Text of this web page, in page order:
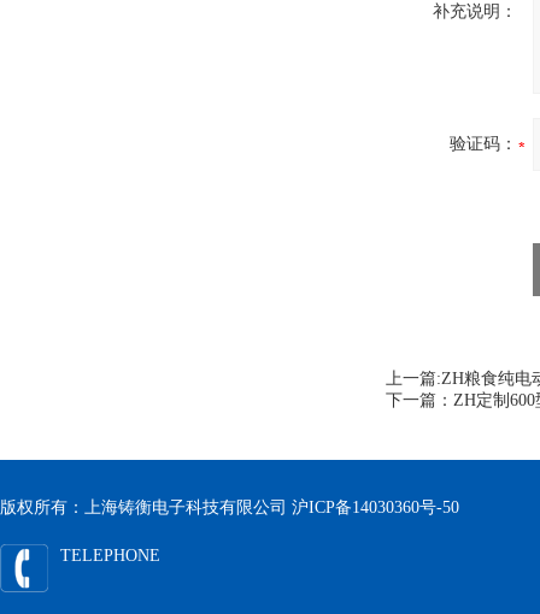
补充说明：
验证码：
上一篇:ZH粮食纯电
下一篇： ZH定制
版权所有：上海铸衡电子科技有限公司 沪ICP备14030360号-50
TELEPHONE